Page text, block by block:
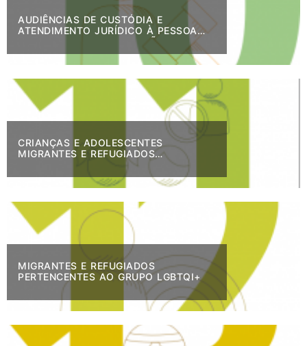
AUDIÊNCIAS DE CUSTÓDIA E
ATENDIMENTO JURÍDICO À PESSOA
MIGRANTE OU EM SITUAÇÃO DE
REFÚGIO NO BRASIL
CRIANÇAS E ADOLESCENTES
MIGRANTES E REFUGIADOS
DESACOMPANHADOS OU SEPARADOS
MIGRANTES E REFUGIADOS
PERTENCENTES AO GRUPO LGBTQI+